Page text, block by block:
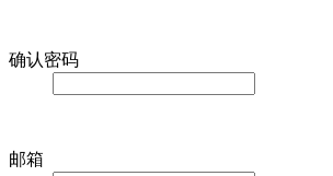
确认密码
邮箱